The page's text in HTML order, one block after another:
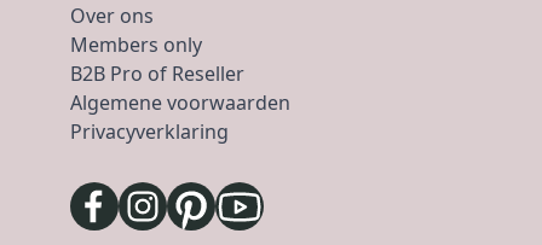
Over ons
Members only
B2B Pro of Reseller
Algemene voorwaarden
Privacyverklaring